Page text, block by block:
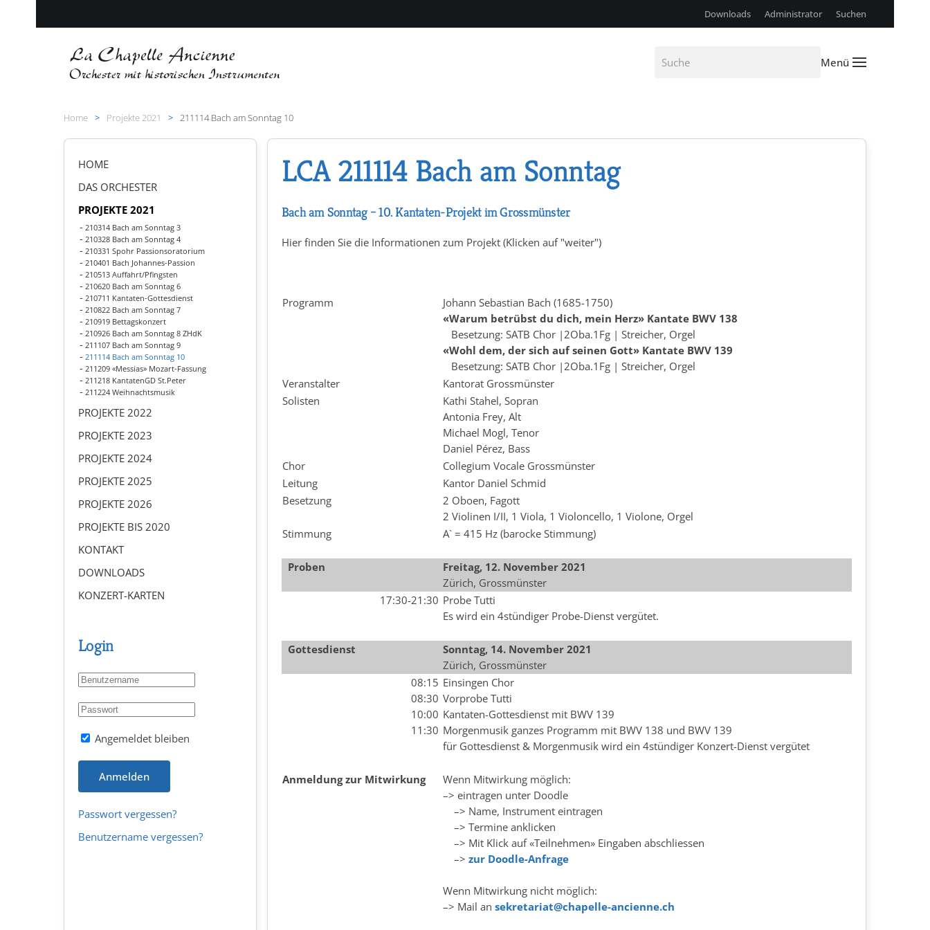
Downloads Administrator Suchen
Menü
Home Projekte 2021 211114 Bach am Sonntag 10
LCA 211114 Bach am Sonntag
Bach am Sonntag – 10. Kantaten-Projekt im Grossmünster
Hier finden Sie die Informationen zum Projekt (Klicken auf "weiter")
Programm
Johann Sebastian Bach (1685-1750)
«Warum betrübst du dich, mein Herz» Kantate BWV 138
Besetzung: SATB Chor |2Oba.1Fg | Streicher, Orgel
«Wohl dem, der sich auf seinen Gott» Kantate BWV 139
Besetzung: SATB Chor |2Oba.1Fg | Streicher, Orgel
Veranstalter
Kantorat Grossmünster
Solisten
Kathi Stahel, Sopran
Antonia Frey, Alt
Michael Mogl, Tenor
Daniel Pérez, Bass
Chor
Collegium Vocale Grossmünster
Leitung
Kantor Daniel Schmid
Besetzung
2 Oboen, Fagott
2 Violinen I/II, 1 Viola, 1 Violoncello, 1 Violone, Orgel
Stimmung
A` = 415 Hz (barocke Stimmung)
Proben
Freitag, 12. November 2021
Zürich, Grossmünster
17:30-21:30 Probe Tutti
Es wird ein 4stündiger Probe-Dienst vergütet.
Gottesdienst Sonntag, 14. November2021
Zürich, Grossmünster
08:15
08:30
10:00
11:30
Einsingen Chor
Vorprobe Tutti
Kantaten-Gottesdienst mit BWV 139
Morgenmusik ganzes Programm mit BWV 138 und BWV 139
für Gottesdienst & Morgenmusik wird ein 4stündiger Konzert-Dienst vergütet
Anmeldung zur Mitwirkung
Wenn Mitwirkung möglich:
–> eintragen unter Doodle
–> Name, Instrument eintragen
–> Termine anklicken
–> Mit Klick auf «Teilnehmen» Eingaben abschliessen
–> zur Doodle-Anfrage
Wenn Mitwirkung nicht möglich:
–> Mail an sekretariat@chapelle-ancienne.ch
HOME
DAS ORCHESTER
PROJEKTE 2021
210314 Bach am Sonntag 3
210328 Bach am Sonntag 4
210331 Spohr Passionsoratorium
210401 Bach Johannes-Passion
210513 Auffahrt/Pfingsten
210620 Bach am Sonntag 6
210711 Kantaten-Gottesdienst
210822 Bach am Sonntag 7
210919 Bettagskonzert
210926 Bach am Sonntag 8 ZHdK
211107 Bach am Sonntag 9
211114 Bach am Sonntag 10
211209 «Messias» Mozart-Fassung
211218 KantatenGD St.Peter
211224 Weihnachtsmusik
PROJEKTE 2022
PROJEKTE 2023
PROJEKTE 2024
PROJEKTE 2025
PROJEKTE 2026
PROJEKTE BIS 2020
KONTAKT
DOWNLOADS
KONZERT-KARTEN
Login
Angemeldet bleiben
Anmelden
Passwort vergessen?
Benutzername vergessen?